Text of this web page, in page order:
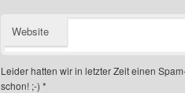
Website
Leider hatten wir in letzter Zeit einen
schon! ;-) *